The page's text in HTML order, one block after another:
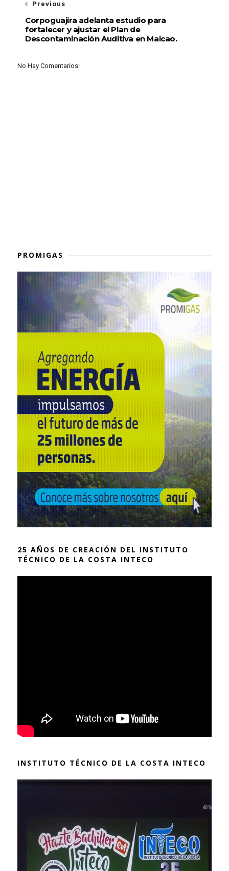
Previous
Corpoguajira adelanta estudio para
fortalecer y ajustar el Plan de
Descontaminación Auditiva en Maicao.
No Hay Comentarios:
PROMIGAS
25 AÑOS DE CREACIÓN DEL INSTITUTO
TÉCNICO DE LA COSTA INTECO
INSTITUTO TÉCNICO DE LA COSTA INTECO